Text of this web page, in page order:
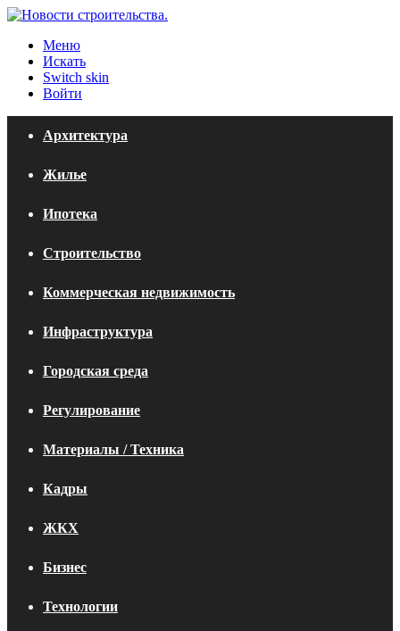
Меню
Искать
Switch skin
Войти
Архитектура
Жилье
Ипотека
Строительство
Коммерческая недвижимость
Инфраструктура
Городская среда
Регулирование
Материалы / Техника
Кадры
ЖКХ
Бизнес
Технологии